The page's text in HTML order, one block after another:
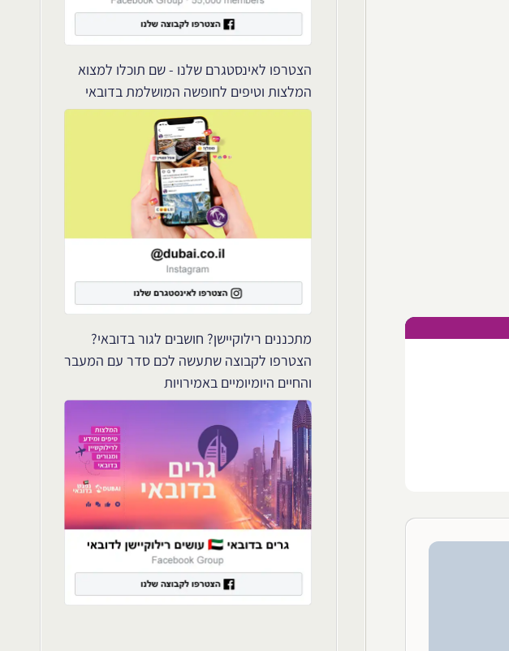
הצטרפו לאינסטגרם שלנו - שם תוכלו למצוא
המלצות וטיפים לחופשה המושלמת בדובאי
מתכננים רילוקיישן? חושבים לגור בדובאי?
הצטרפו לקבוצה שתעשה לכם סדר עם המעבר
והחיים היומיומיים באמירויות